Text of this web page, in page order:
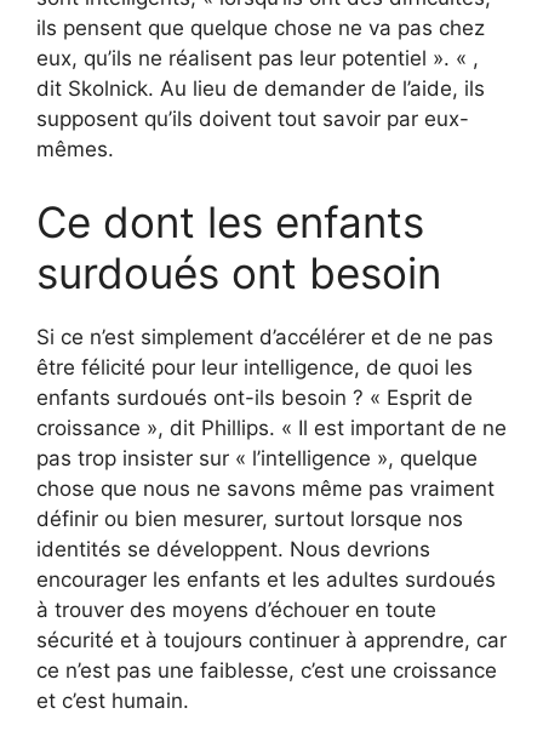
ils pensent que quelque chose ne va pas chez
eux, qu’ils ne réalisent pas leur potentiel ». « ,
dit Skolnick. Au lieu de demander de l’aide, ils
supposent qu’ils doivent tout savoir par eux-
mêmes.
Ce dont les enfants
surdoués ont besoin
Si ce n’est simplement d’accélérer et de ne pas
être félicité pour leur intelligence, de quoi les
enfants surdoués ont-ils besoin ? « Esprit de
croissance », dit Phillips. « Il est important de ne
pas trop insister sur « l’intelligence », quelque
chose que nous ne savons même pas vraiment
définir ou bien mesurer, surtout lorsque nos
identités se développent. Nous devrions
encourager les enfants et les adultes surdoués
à trouver des moyens d’échouer en toute
sécurité et à toujours continuer à apprendre, car
ce n’est pas une faiblesse, c’est une croissance
et c’est humain.